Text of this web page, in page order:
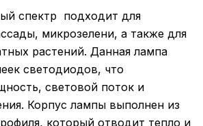
спектр подходит для
микрозелени, а также для
растений. Данная лампа
светодиодов, что
световой поток и
Корпус лампы выполнен из
который отводит тепло и